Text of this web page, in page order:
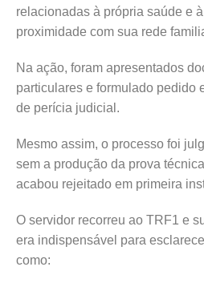
relacionadas à própria saúde e
proximidade com sua rede
Na ação, foram apresentados
particulares e formulado pedido
de perícia judicial.
Mesmo assim, o processo foi
sem a produção da prova
acabou rejeitado em primeira
O servidor recorreu ao TRF1 e
era indispensável para
como: